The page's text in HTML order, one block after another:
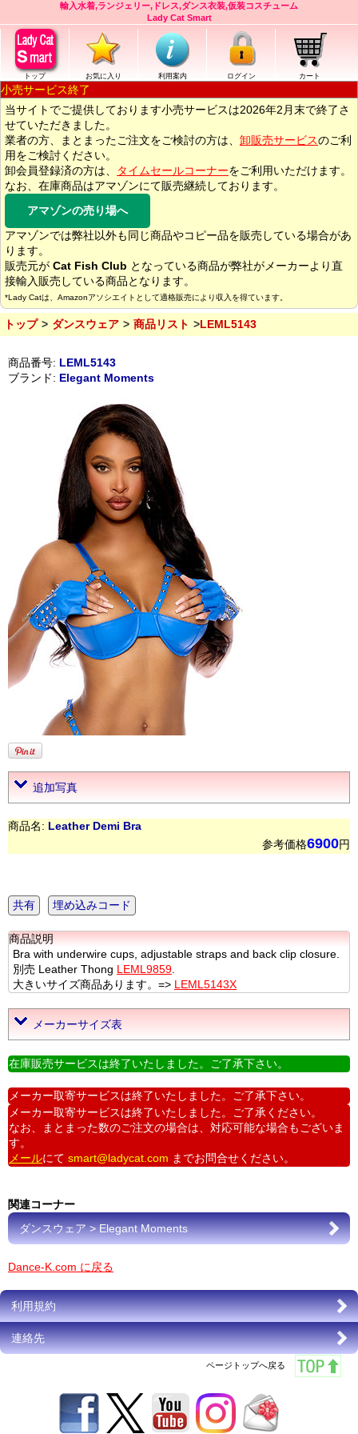
輸入水着,ランジェリー,ドレス,ダンス衣装,仮装コスチューム
Lady Cat Smart
トップ お気に入り 利用案内 ログイン カート
小売サービス終了
当サイトでご提供しております小売サービスは2026年2月末で終了さ
せていただきました。
業者の方、まとまったご注文をご検討の方は、 卸販売サービスのご利
用をご検討ください。
卸会員登録済の方は、
タイムセールコーナーをご利用いただけます。
なお、在庫商品はアマゾンにて販売継続しております。
アマゾンの売り場へ
アマゾンでは弊社以外も同じ商品やコピー品を販売している場合があ
ります。
販売元が Cat Fish Club となっている商品が弊社がメーカーより直
接輸入販売している商品となります。
*Lady Catは、Amazonアソシエイトとして適格販売により収入を得ています。
トップ ダンスウェア 商品リスト LEML5143
商品番号: LEML5143
ブランド: Elegant Moments
追加写真
商品名: Leather Demi Bra
参考価格6900円
共有 埋め込みコード
商品説明
Bra with underwire cups, adjustable straps and back clip closure.
別売 Leather Thong LEML9859
大きいサイズ商品あります。=> LEML5143X
メーカーサイズ表
在庫販売サービスは終了いたしました。ご了承下さい。
メーカー取寄サービスは終了いたしました。ご了承下さい。
メーカー取寄サービスは終了いたしました。ご了承ください。
なお、まとまった数のご注文の場合は、対応可能な場合もございま
す。
メールにて smart@ladycat.com までお問合せください。
関連コーナー
ダンスウェア > Elegant Moments
Dance-K.com に戻る
利用規約
連絡先
ページトップへ戻る